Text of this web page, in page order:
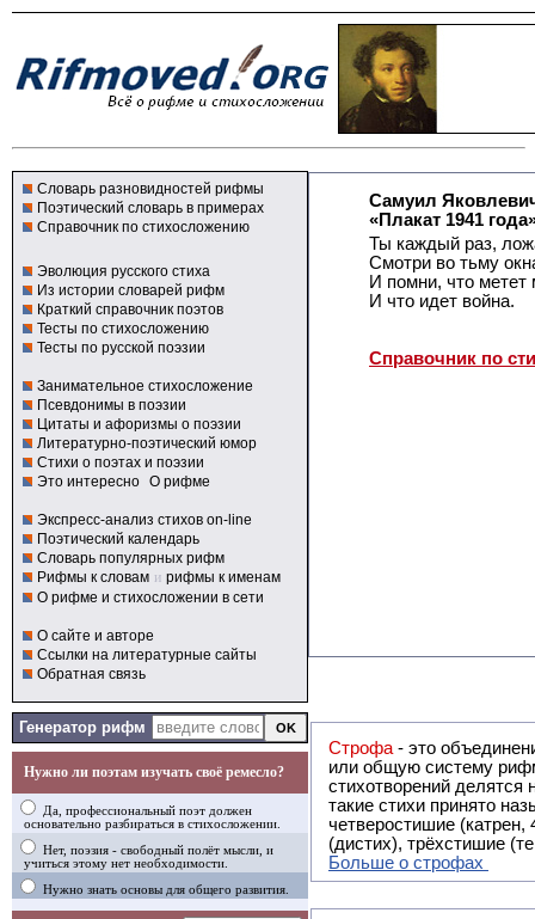
Словарь разновидностей рифмы
Поэтический словарь в примерах
Справочник по стихосложению
Эволюция русского стиха
Из истории словарей рифм
Краткий справочник поэтов
Тесты по стихосложению
Тесты по русской поэзии
Занимательное стихосложение
Псевдонимы в поэзии
Цитаты и афоризмы о поэзии
Литературно-поэтический юмор
Стихи о поэтах и поэзии
Это интересно О рифме
Экспресс-анализ стихов on-line
Поэтический календарь
Словарь популярных рифм
Рифмы к словам и рифмы к именам
О рифме и стихосложении в сети
О сайте и авторе
Ссылки на литературные сайты
Обратная связь
Генератор рифм
Нужно ли поэтам изучать своё ремесло?
Да, профессиональный поэт должен
основательно разбираться в стихосложении.
Нет, поэзия - свободный полёт мысли, и
учиться этому нет необходимости.
Нужно знать основы для общего развития.
Самуил
«Плакат 1941
Ты каждый раз,
Смотри во тьму
И помни, что метет
И что идет война.
Справочник по
Строфа - это объединение двух
или общую систему рифм, и регулярно или периодически
стихотворений делятся на строфы и т.о. являются строфическими.
такие стихи принято называть астрофическими. Самая популярная строфа в русской поэзии -
четверостишие
(дистих), трёхстишие
Больше о строфах